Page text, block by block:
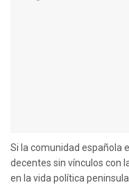
Si la comunidad española
decentes sin vínculos con
en la vida política